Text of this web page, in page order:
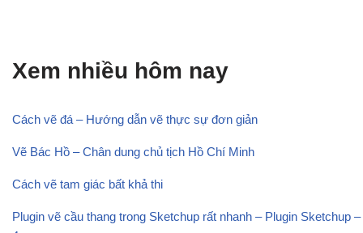
Xem nhiều hôm nay
Cách vẽ đá – Hướng dẫn vẽ thực sự đơn giản
Vẽ Bác Hồ – Chân dung chủ tịch Hồ Chí Minh
Cách vẽ tam giác bất khả thi
Plugin vẽ cầu thang trong Sketchup rất nhanh – Plugin Sketchup –